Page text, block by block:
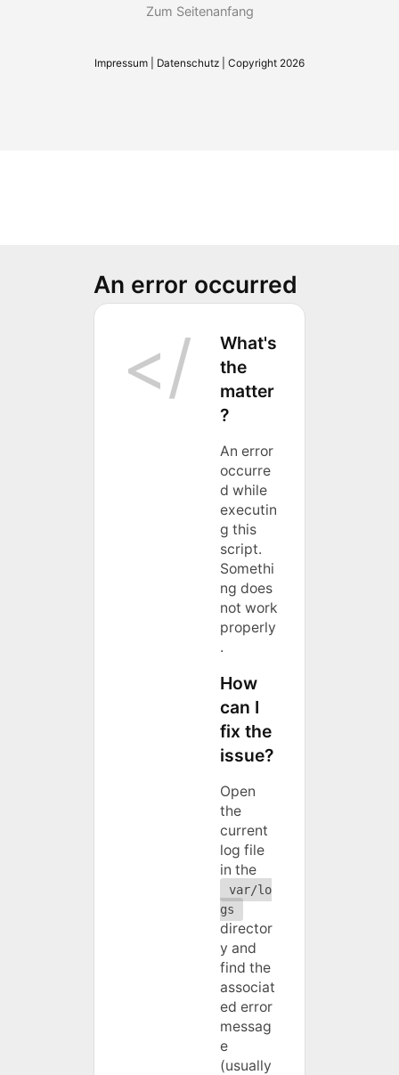
Zum Seitenanfang
Impressum Datenschutz | Copyright 2026
An error occurred
What's
the
matter
?
An error
occurre
d while
executin
g this
script.
Somethi
ng does
not work
properly
.
How
can I
fix the
issue?
Open
the
current
log file
in the
var/lo
gs
director
y and
find the
associat
ed error
messag
e
(usually